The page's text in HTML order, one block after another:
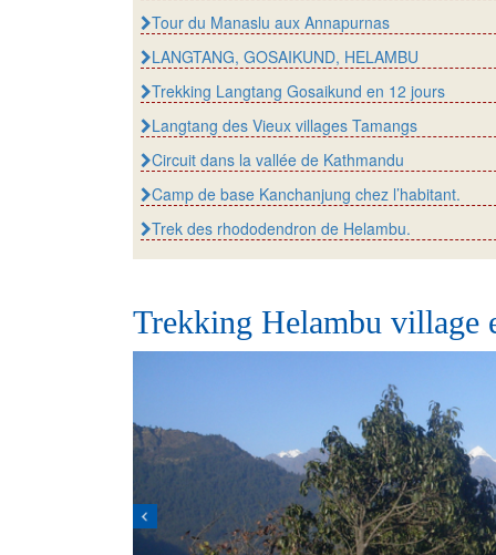
Tour du Manaslu aux Annapurnas
LANGTANG, GOSAIKUND, HELAMBU
Trekking Langtang Gosaikund en 12 jours
Langtang des Vieux villages Tamangs
Circuit dans la vallée de Kathmandu
Camp de base Kanchanjung chez l’habitant.
Trek des rhododendron de Helambu.
Trekking Helambu village